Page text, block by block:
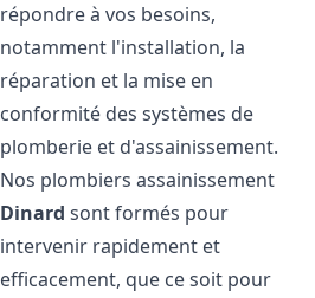
répondre à vos besoins,
notamment l'installation, la
réparation et la mise en
conformité des systèmes de
plomberie et d'assainissement.
Nos plombiers assainissement
Dinard sont formés pour
intervenir rapidement et
efficacement, que ce soit pour